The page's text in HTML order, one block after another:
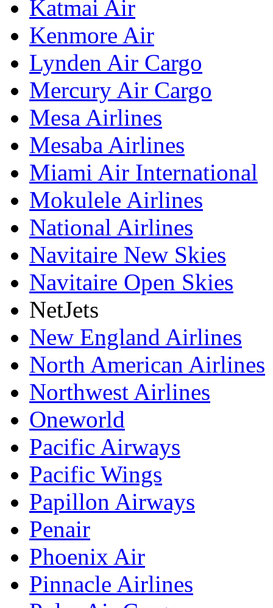
Katmai Air
Kenmore Air
Lynden Air Cargo
Mercury Air Cargo
Mesa Airlines
Mesaba Airlines
Miami Air International
Mokulele Airlines
National Airlines
Navitaire New Skies
Navitaire Open Skies
NetJets
New England Airlines
North American Airlines
Northwest Airlines
Oneworld
Pacific Airways
Pacific Wings
Papillon Airways
Penair
Phoenix Air
Pinnacle Airlines